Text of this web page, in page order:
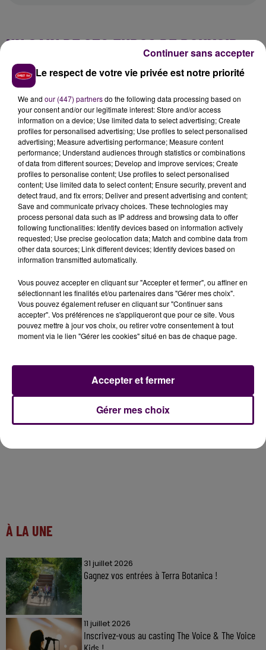
UN GAIN DE 950 EUROS DE POUVOIR
D'ACHAT
Ces crédits récupérés -non imposés- sont utilisables
un peu partout pour effectuer d’autres courses.
Jessica s’est tournée vers la licence, qui coûte 100
euros la première année -50euros dès la deuxième
année-. Il y a deux autres niveaux : l’un à 10 euros la
cotisation, l’autre à 40 euros :"Les trois ne sont pas au
même tarif et ne permettent pas de récupérer
autant de pouvoir d’achat que celle à 100 euros".A
la clé, pour Jessica,environ 950 euros d’économies
générées depuis le mois de novembregrâce à ses
courses et aux achats réalisés par les autres
adhérents."Sans la coopérative, je n’aurais pas
récupéré cet argent".
Un avant et un après Emrys
Pour en savoir plus, rendez-vous ici :
https://www.emryslacarte.fr/
À LA UNE
31 juillet 2026
Gagnez vos entrées à Terra Botanica !
11 juillet 2026
Inscrivez-vous au casting The Voice & The Voice
Le respect de votre vie privée est notre priorité
We and our (447) partnersdo the following data processing based on
your consent and/or our legitimate interest: Store and/or access
information on a device; Use limited data to select advertising; Create
profiles for personalised advertising; Use profiles to select personalised
advertising; Measure advertising performance; Measure content
performance; Understand audiences through statistics or combinations
of data from different sources; Develop and improve services; Create
profiles to personalise content; Use profiles to select personalised
content; Use limited data to select content; Ensure security, prevent and
detect fraud, and fix errors; Deliver and present advertising and content;
Save and communicate privacy choices. These technologies may
process personal data such as IP address and browsing data to offer
following functionalities: Identify devices based on information actively
requested; Use precise geolocation data; Match and combine data from
other data sources; Link different devices; Identify devices based on
information transmitted automatically.
Vous pouvez accepter en cliquant sur "Accepter et fermer", ou affiner en
sélectionnant les finalités et/ou partenaires dans "Gérer mes choix".
Vous pouvez également refuser en cliquant sur "Continuer sans
accepter". Vos préférences ne s'appliqueront que pour ce site. Vous
pouvez mettre à jour vos choix, ou retirer votre consentement à tout
moment via le lien "Gérer les cookies" situé en bas de chaque page.
Gérer mes choix
Accepter et fermer
Continuer sans accepter